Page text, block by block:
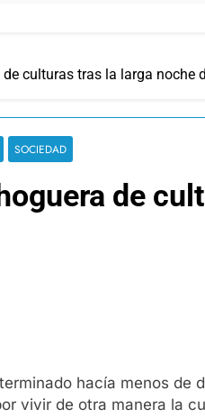
culturas tras la larga noche
SOCIEDAD
de
hacía menos
vivir de otra manera la